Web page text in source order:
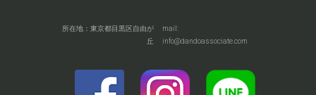
mail:
info@dandoassociate.com
所在地：東京都目黒区自由が
丘